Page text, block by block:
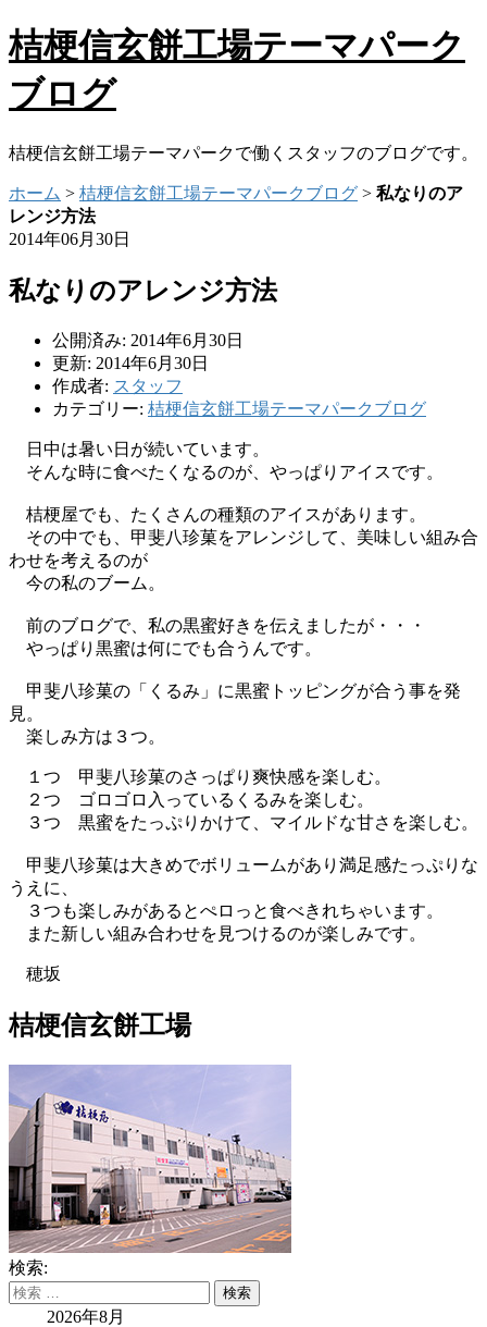
桔梗信玄餅工場テーマパーク
ブログ
桔梗信玄餅工場テーマパークで働くスタッフのブログです。
ホーム > 桔梗信玄餅工場テーマパークブログ > 私なりのア
レンジ方法
2014年06月30日
私なりのアレンジ方法
公開済み: 2014年6月30日
更新: 2014年6月30日
作成者: スタッフ
カテゴリー: 桔梗信玄餅工場テーマパークブログ
日中は暑い日が続いています。
そんな時に食べたくなるのが、やっぱりアイスです。
桔梗屋でも、たくさんの種類のアイスがあります。
その中でも、甲斐八珍菓をアレンジして、美味しい組み合
わせを考えるのが
今の私のブーム。
前のブログで、私の黒蜜好きを伝えましたが・・・
やっぱり黒蜜は何にでも合うんです。
甲斐八珍菓の「くるみ」に黒蜜トッピングが合う事を発
見。
楽しみ方は３つ。
１つ 甲斐八珍菓のさっぱり爽快感を楽しむ。
２つ ゴロゴロ入っているくるみを楽しむ。
３つ 黒蜜をたっぷりかけて、マイルドな甘さを楽しむ。
甲斐八珍菓は大きめでボリュームがあり満足感たっぷりな
うえに、
３つも楽しみがあるとぺロっと食べきれちゃいます。
また新しい組み合わせを見つけるのが楽しみです。
穂坂
桔梗信玄餅工場
検索:
2026年8月